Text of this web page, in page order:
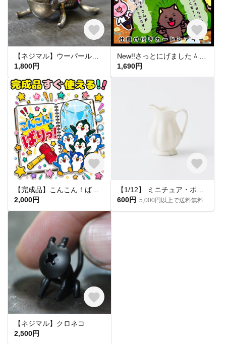
1,800円
1,690円
【完成品】こんこん！ばりっ！ スケッチブックシアター 保育 誕生日会 出し物 保育教材 施設 幼稚園
2,000円
600円 5,000円以上で送料無料
【ネジマル】クロネコ
2,500円